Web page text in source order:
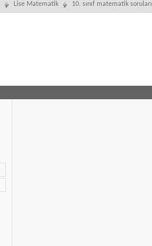
Lise Matematik 10. sınıf matematik soruları